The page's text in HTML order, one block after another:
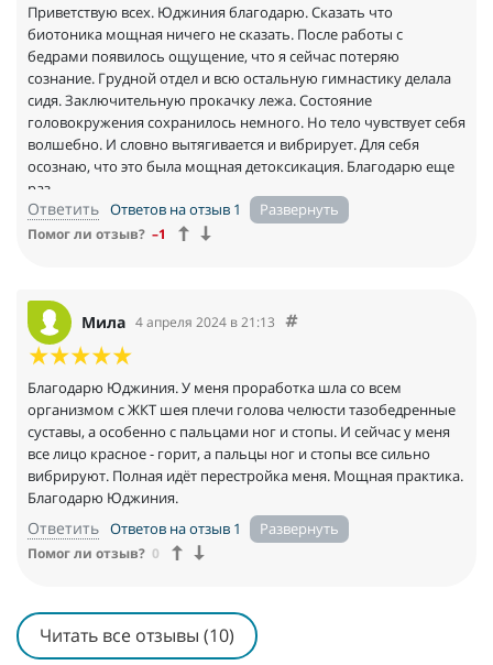
Приветствую всех. Юджиния благодарю. Сказать что
биотоника мощная ничего не сказать. После работы с
бедрами появилось ощущение, что я сейчас потеряю
сознание. Грудной отдел и всю остальную гимнастику делала
сидя. Заключительную прокачку лежа. Состояние
головокружения сохранилось немного. Но тело чувствует себя
волшебно. И словно вытягивается и вибрирует. Для себя
осознаю, что это была мощная детоксикация. Благодарю еще
раз.
Ответить Ответов на отзыв 1
Помог ли отзыв? –1
Мила 4 апреля 2024 в 21:13
Благодарю Юджиния. У меня проработка шла со всем
организмом с ЖКТ шея плечи голова челюсти тазобедренные
суставы, а особенно с пальцами ног и стопы. И сейчас у меня
все лицо красное - горит, а пальцы ног и стопы все сильно
вибрируют. Полная идёт перестройка меня. Мощная практика.
Благодарю Юджиния.
Ответить Ответов на отзыв 1
Помог ли отзыв? 0
Читать все отзывы (10)